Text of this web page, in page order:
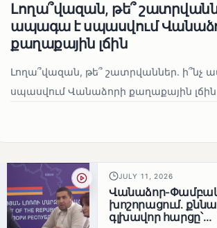
Լողա՞վազան, թե՞
ապագա է սպասվում
քաղաքային լճին
Լողա՞վազան, թե՞ շատրվաններ. ի՞նչ
սպասվում Վանաձորի քաղաքային լճին
JULY 11, 2026
Վանաձոր-
խոշորացում.
գլխավոր հարցը՝